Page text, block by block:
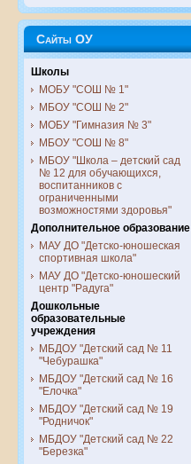
Сайты ОУ
Школы
МОБУ "СОШ № 1"
МБОУ "СОШ № 2"
МОБУ "Гимназия № 3"
МБОУ "СОШ № 8"
МБОУ "Школа – детский сад
№ 12 для обучающихся,
воспитанников с
ограниченными
возможностями здоровья"
Дополнительное образование
МАУ ДО "Детско-юношеская
спортивная школа"
МАУ ДО "Детско-юношеский
центр "Радуга"
Дошкольные
образовательные
учреждения
МБДОУ "Детский сад № 11
"Чебурашка"
МБДОУ "Детский сад № 16
"Елочка"
МБДОУ "Детский сад № 19
"Родничок"
МБДОУ "Детский сад № 22
"Березка"